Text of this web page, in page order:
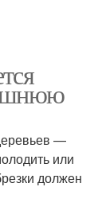
—
или
должен